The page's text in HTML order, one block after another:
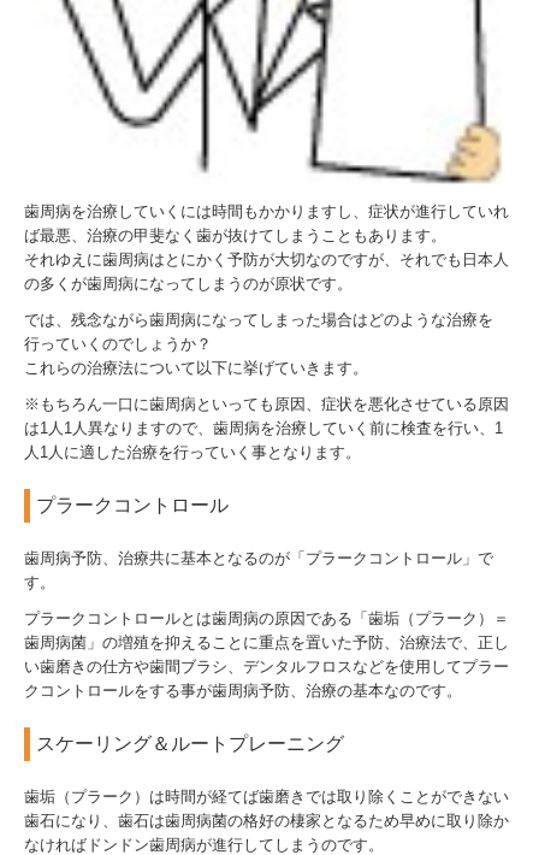
歯周病を治療していくには時間もかかりますし、症状が進行していれ
ば最悪、治療の甲斐なく歯が抜けてしまうこともあります。
それゆえに歯周病はとにかく予防が大切なのですが、それでも日本人
の多くが歯周病になってしまうのが原状です。
では、残念ながら歯周病になってしまった場合はどのような治療を
行っていくのでしょうか？
これらの治療法について以下に挙げていきます。
※もちろん一口に歯周病といっても原因、症状を悪化させている原因
は1人1人異なりますので、歯周病を治療していく前に検査を行い、1
人1人に適した治療を行っていく事となります。
プラークコントロール
歯周病予防、治療共に基本となるのが「プラークコントロール」で
す。
プラークコントロールとは歯周病の原因である「歯垢（プラーク）＝
歯周病菌」の増殖を抑えることに重点を置いた予防、治療法で、正し
い歯磨きの仕方や歯間ブラシ、デンタルフロスなどを使用してプラー
クコントロールをする事が歯周病予防、治療の基本なのです。
スケーリング＆ルートプレーニング
歯垢（プラーク）は時間が経てば歯磨きでは取り除くことができない
歯石になり、歯石は歯周病菌の格好の棲家となるため早めに取り除か
なければドンドン歯周病が進行してしまうのです。